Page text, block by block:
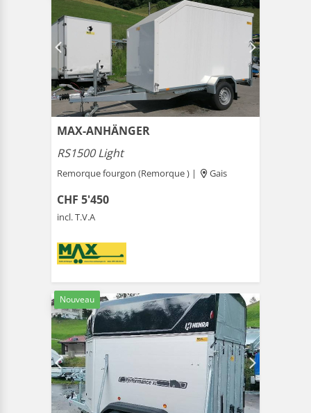
MAX-ANHÄNGER
RS1500 Light
Remorque fourgon (Remorque ) | Gais
CHF 5'450
incl. T.V.A
Nouveau